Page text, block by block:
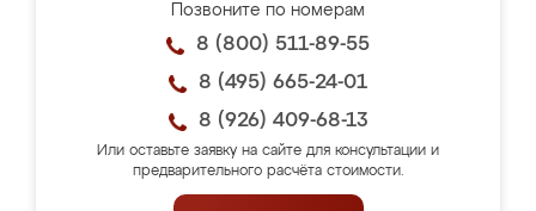
Позвоните по номерам
8 (800) 511-89-55
8 (495) 665-24-01
8 (926) 409-68-13
Или оставьте заявку на сайте для консультации и
предварительного расчёта стоимости.